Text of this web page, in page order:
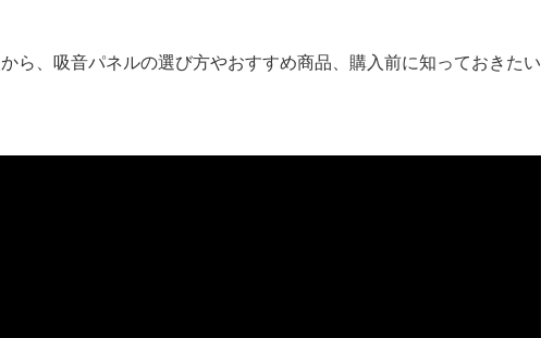
ら、吸音パネルの選び方やおすすめ商品、購入前に知っておきたい